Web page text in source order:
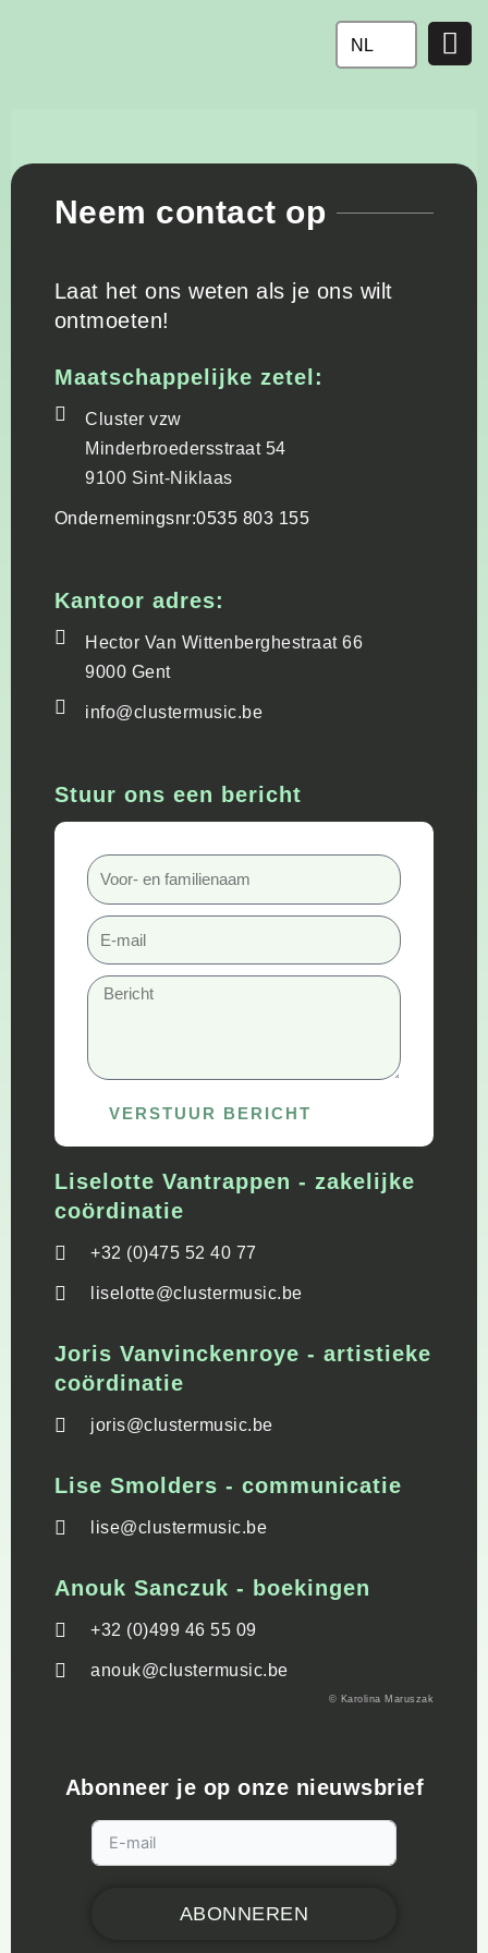
NL
Neem contact op
Laat het ons weten als je ons wilt
ontmoeten!
Maatschappelijke zetel:
Cluster vzw
Minderbroedersstraat 54
9100 Sint-Niklaas
Ondernemingsnr:0535 803 155
Kantoor adres:
Hector Van Wittenberghestraat 66
9000 Gent
info@clustermusic.be
Stuur ons een bericht
Voor-
en
familienaam
E-
mail
Bericht
VERSTUUR BERICHT
Liselotte Vantrappen - zakelijke
coördinatie
+32 (0)475 52 40 77
liselotte@clustermusic.be
Joris Vanvinckenroye - artistieke
coördinatie
joris@clustermusic.be
Lise Smolders - communicatie
lise@clustermusic.be
Anouk Sanczuk - boekingen
+32 (0)499 46 55 09
anouk@clustermusic.be
© Karolina Maruszak
Abonneer je op onze nieuwsbrief
ABONNEREN